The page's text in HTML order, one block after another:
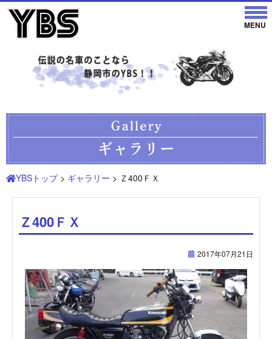
YBSトップ> ギャラリー > Ｚ400ＦＸ
Ｚ400ＦＸ
2017年07月21日